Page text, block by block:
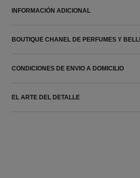
INFORMACIÓN ADICIONAL
BOUTIQUE CHANEL DE PERFUMES Y
CONDICIONES DE ENVIO A DOMICILIO
EL ARTE DEL DETALLE